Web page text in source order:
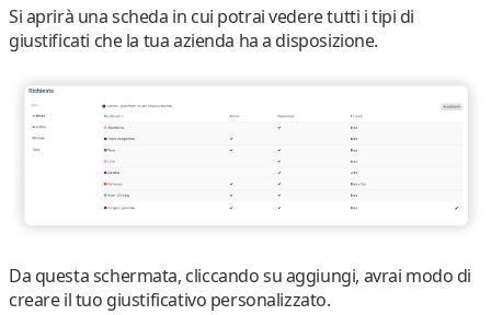
Si aprirà una scheda in cui potrai vedere tutti i tipi di
giustificati che la tua azienda ha a disposizione.
Da questa schermata, cliccando suaggiungi, avrai modo di
creare il tuo giustificativo personalizzato.